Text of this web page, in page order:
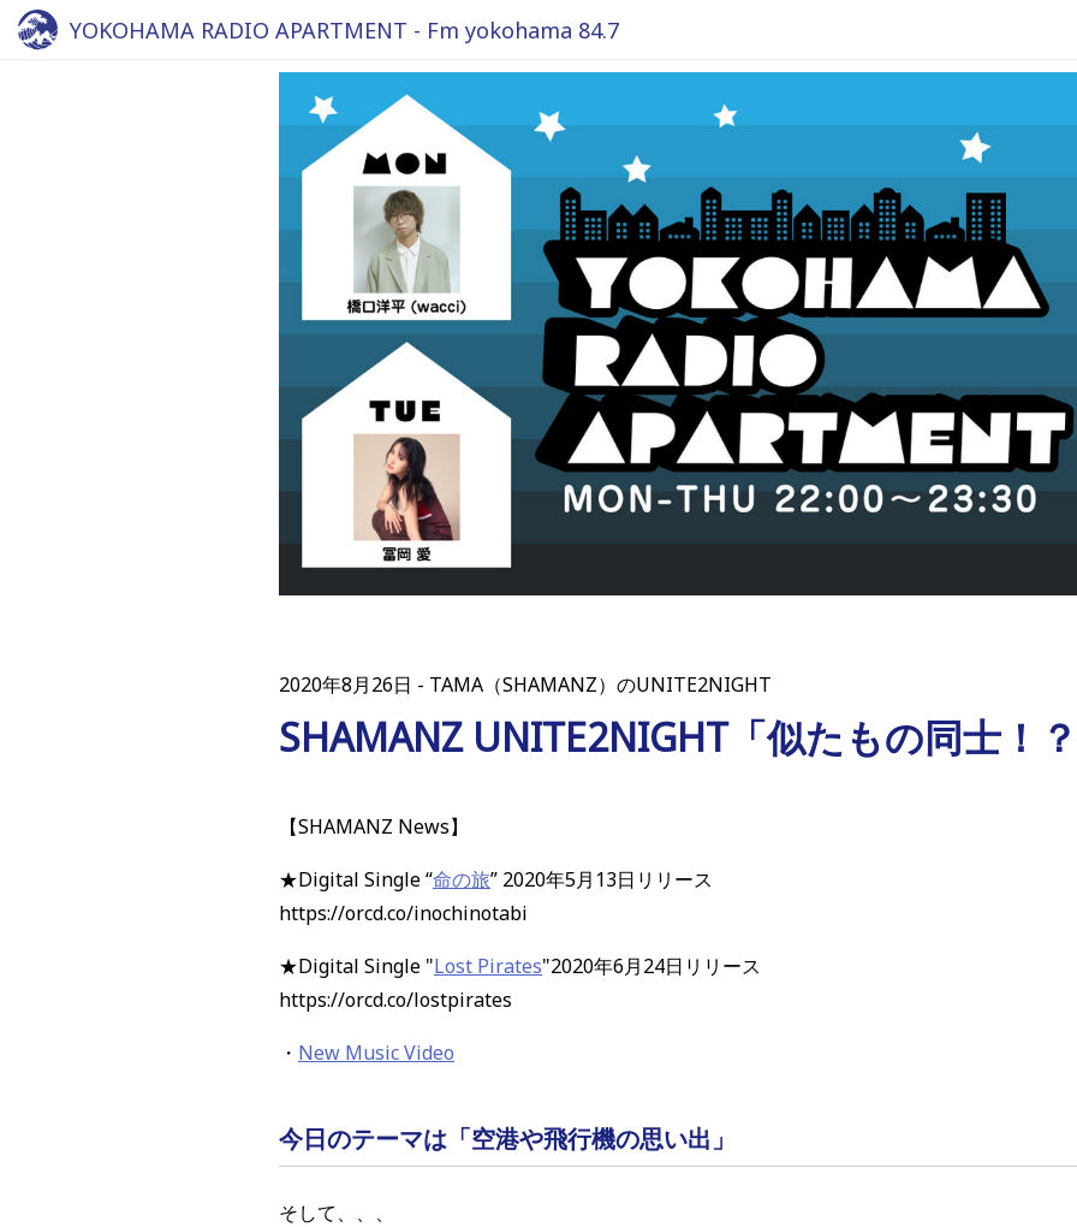
YOKOHAMA RADIO APARTMENT - Fm yokohama 84.7
2020年8月26日 TAMA（SHAMANZ）のUNITE2NIGHT
SHAMANZ UNITE2NIGHT「似たもの同士！
【SHAMANZ News】
★Digital Single “命の旅” 2020年5月13日リリース
https://orcd.co/inochinotabi
★Digital Single "Lost Pirates"2020年6月24日リリース
https://orcd.co/lostpirates
・ New Music Video
今日のテーマは「空港や飛行機の思い出」
そして、、、